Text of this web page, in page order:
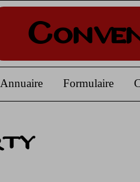
Annuaire Formulaire